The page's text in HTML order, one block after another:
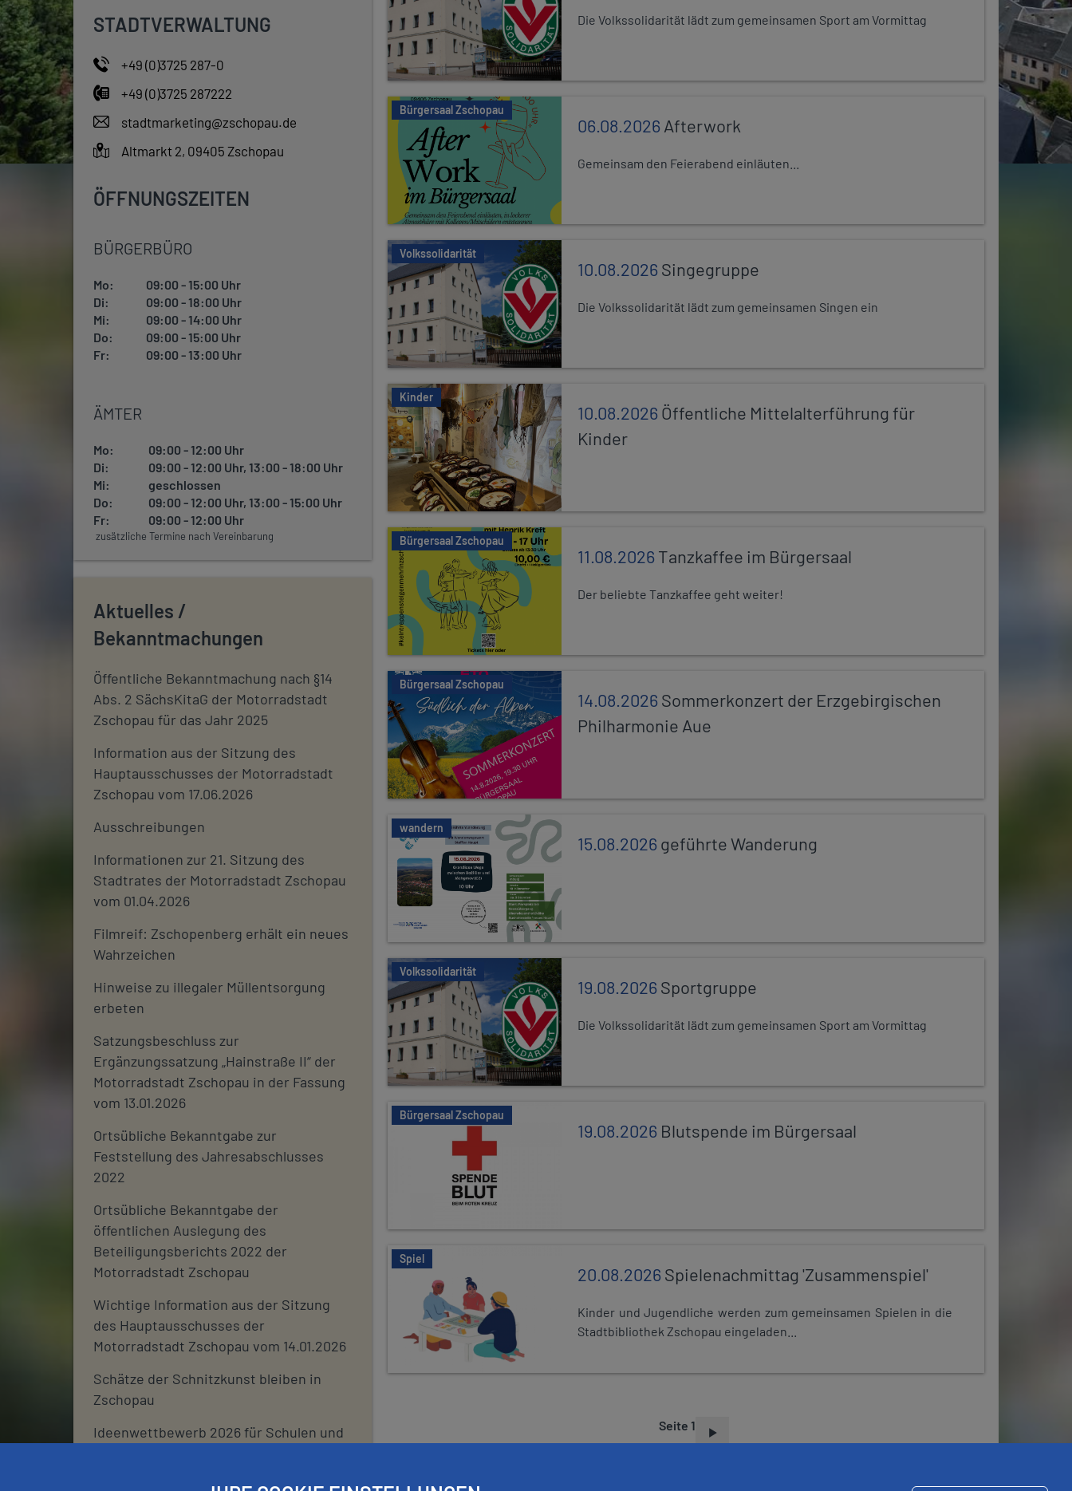
STADTVERWALTUNG
+49 (0)3725 287-0
+49 (0)3725 287222
stadtmarketing@zschopau.de
Altmarkt 2, 09405 Zschopau
ÖFFNUNGSZEITEN
BÜRGERBÜRO
Mo:
09:00 - 15:00 Uhr
Di:
09:00 - 18:00 Uhr
Mi:
09:00 - 14:00 Uhr
Do:
09:00 - 15:00 Uhr
Fr:
09:00 - 13:00 Uhr
ÄMTER
Mo:
09:00 - 12:00 Uhr
Di:
09:00 - 12:00 Uhr, 13:00 - 18:00 Uhr
Mi:
geschlossen
Do:
09:00 - 12:00 Uhr, 13:00 - 15:00 Uhr
Fr:
09:00 - 12:00 Uhr
zusätzliche Termine nach Vereinbarung
Aktuelles /
Bekanntmachungen
Öffentliche Bekanntmachung nach §14
Abs. 2 SächsKitaG der Motorradstadt
Zschopau für das Jahr 2025
Information aus der Sitzung des
Hauptausschusses der Motorradstadt
Zschopau vom 17.06.2026
Ausschreibungen
Informationen zur 21. Sitzung des
Stadtrates der Motorradstadt Zschopau
vom 01.04.2026
Filmreif: Zschopenberg erhält ein neues
Wahrzeichen
Hinweise zu illegaler Müllentsorgung
erbeten
Satzungsbeschluss zur
Ergänzungssatzung „Hainstraße II“ der
Motorradstadt Zschopau in der Fassung
vom 13.01.2026
Ortsübliche Bekanntgabe zur
Feststellung des Jahresabschlusses
2022
Ortsübliche Bekanntgabe der
öffentlichen Auslegung des
Beteiligungsberichts 2022 der
Motorradstadt Zschopau
Wichtige Information aus der Sitzung
des Hauptausschusses der
Motorradstadt Zschopau vom 14.01.2026
Schätze der Schnitzkunst bleiben in
Zschopau
Ideenwettbewerb 2026 für Schulen und
Stadtjournal 2026: Wir suchen euch
Die Volkssolidarität lädt zum gemeinsamen Sport am Vormittag
Bürgersaal Zschopau
06.08.2026Afterwork
Gemeinsam den Feierabend einläuten...
Volkssolidarität
10.08.2026Singegruppe
Die Volkssolidarität lädt zum gemeinsamen Singen ein
Kinder
10.08.2026Öffentliche Mittelalterführung für
Kinder
Bürgersaal Zschopau
11.08.2026Tanzkaffee im Bürgersaal
Der beliebte Tanzkaffee geht weiter!
Bürgersaal Zschopau
14.08.2026Sommerkonzert der Erzgebirgischen
Philharmonie Aue
wandern
15.08.2026geführte Wanderung
Volkssolidarität
19.08.2026Sportgruppe
Die Volkssolidarität lädt zum gemeinsamen Sport am Vormittag
Bürgersaal Zschopau
19.08.2026 Blutspende im Bürgersaal
Spiel
20.08.2026Spielenachmittag 'Zusammenspiel'
Kinder und Jugendliche werden zum gemeinsamen Spielen in die
Stadtbibliothek Zschopau eingeladen...
S
I
Seite 1